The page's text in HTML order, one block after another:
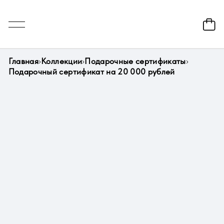
Главная Коллекции Подарочные сертификаты
Подарочный сертификат на 20 000 рублей